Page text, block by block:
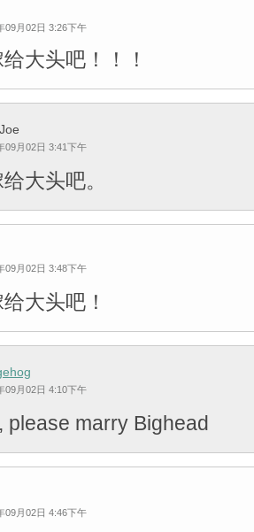
09月02日 3:26下午
大头吧！！！
09月02日 3:41下午
大头吧。
09月02日 3:48下午
大头吧！
09月02日 4:10下午
please marry Bighead
09月02日 4:46下午